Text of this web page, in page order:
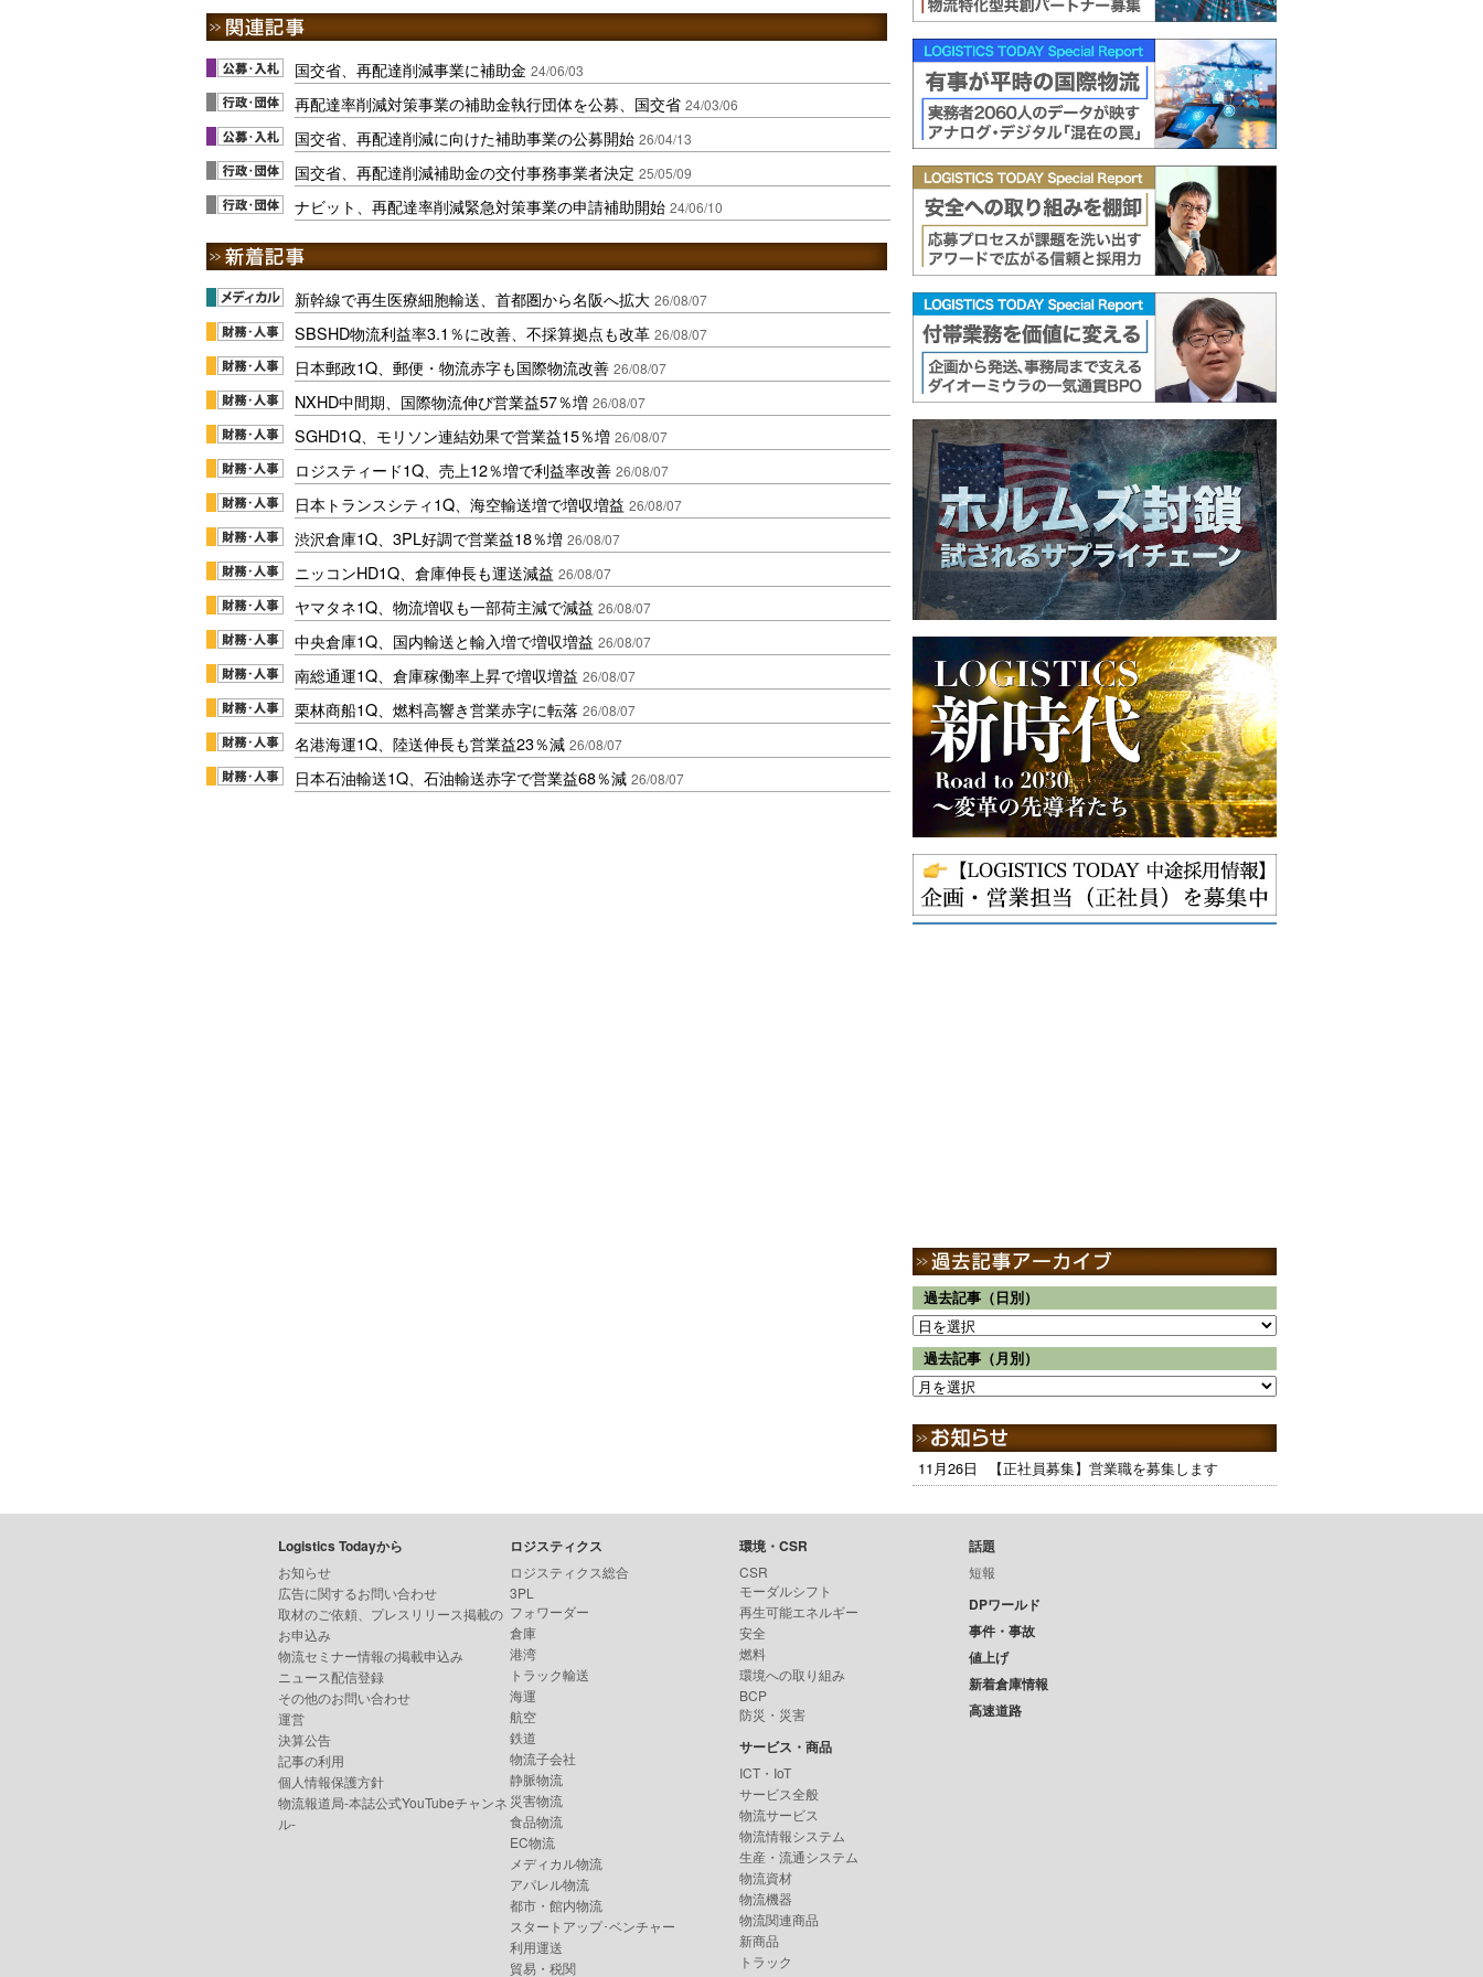
国交省、再配達削減事業に補助金 24/06/03
再配達率削減対策事業の補助金執行団体を公募、国交省 24/03/06
国交省、再配達削減に向けた補助事業の公募開始 26/04/13
国交省、再配達削減補助金の交付事務事業者決定 25/05/09
ナビット、再配達率削減緊急対策事業の申請補助開始 24/06/10
新幹線で再生医療細胞輸送、首都圏から名阪へ拡大 26/08/07
SBSHD物流利益率3.1％に改善、不採算拠点も改革 26/08/07
日本郵政1Q、郵便・物流赤字も国際物流改善 26/08/07
NXHD中間期、国際物流伸び営業益57％増 26/08/07
SGHD1Q、モリソン連結効果で営業益15％増 26/08/07
ロジスティード1Q、売上12％増で利益率改善 26/08/07
日本トランスシティ1Q、海空輸送増で増収増益 26/08/07
渋沢倉庫1Q、3PL好調で営業益18％増 26/08/07
ニッコンHD1Q、倉庫伸長も運送減益 26/08/07
ヤマタネ1Q、物流増収も一部荷主減で減益 26/08/07
中央倉庫1Q、国内輸送と輸入増で増収増益 26/08/07
南総通運1Q、倉庫稼働率上昇で増収増益 26/08/07
栗林商船1Q、燃料高響き営業赤字に転落 26/08/07
名港海運1Q、陸送伸長も営業益23％減 26/08/07
日本石油輸送1Q、石油輸送赤字で営業益68％減 26/08/07
過去記事（日別）
過去記事（月別）
11月26日 【正社員募集】営業職を募集します
Logistics Todayから
お知らせ
広告に関するお問い合わせ
取材のご依頼、プレスリリース掲載の
お申込み
物流セミナー情報の掲載申込み
ニュース配信登録
その他のお問い合わせ
運営
決算公告
記事の利用
個人情報保護方針
物流報道局-本誌公式YouTubeチャンネ
ル-
ロジスティクス
ロジスティクス総合
3PL
フォワーダー
倉庫
港湾
トラック輸送
海運
航空
鉄道
物流子会社
静脈物流
災害物流
食品物流
EC物流
メディカル物流
アパレル物流
都市・館内物流
スタートアップ･ベンチャー
利用運送
貿易・税関
環境・CSR
CSR
モーダルシフト
再生可能エネルギー
安全
燃料
環境への取り組み
BCP
防災・災害
サービス・商品
ICT・IoT
サービス全般
物流サービス
物流情報システム
生産・流通システム
物流資材
物流機器
物流関連商品
新商品
トラック
話題
短報
DPワールド
事件・事故
値上げ
新着倉庫情報
高速道路